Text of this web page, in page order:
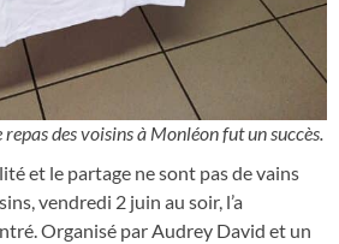
des voisins à Monléon fut un succès.
et le partage ne sont pas de vains
vendredi 2 juin au soir, l’a
Organisé par Audrey David et un